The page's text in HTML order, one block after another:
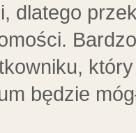
dlatego
będzie